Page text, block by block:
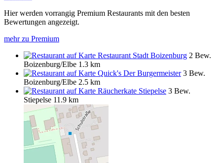
Hier werden vorrangig Premium Restaurants mit den besten
Bewertungen angezeigt.
mehr zu Premium
Restaurant Stadt Boizenburg 2 Bew.
Boizenburg/Elbe 1.3 km
Quick's Der Burgermeister 3 Bew.
Boizenburg/Elbe 2.5 km
Räucherkate Stiepelse 3 Bew.
Stiepelse 11.9 km